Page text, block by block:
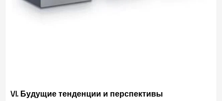
VI. Будущие тенденции и перспективы